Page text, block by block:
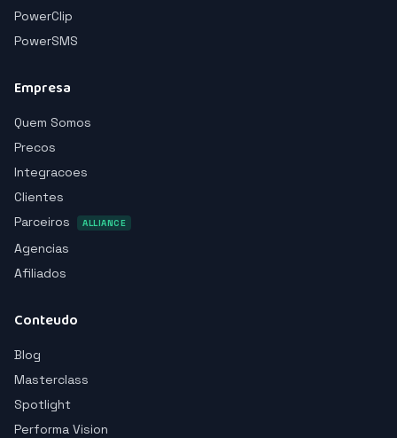
PowerClip
PowerSMS
Empresa
Quem Somos
Precos
Integracoes
Clientes
Parceiros
ALLIANCE
Agencias
Afiliados
Conteudo
Blog
Masterclass
Spotlight
Performa Vision